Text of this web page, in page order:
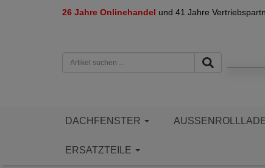
26 Jahre Onlinehandel und 41 Jahre
DACHFENSTER
ERSATZTEILE